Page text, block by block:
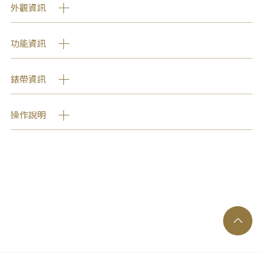
外觀資訊
功能資訊
錶帶資訊
操作說明